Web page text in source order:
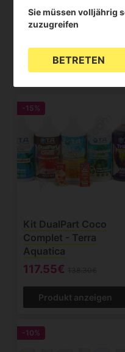
Guanokalong Dünger
Set
Produkt anzeigen
-15%
Kit DualPart Coco
Complet - Terra
Aquatica
117.55€
Produkt anzeigen
-10%
Sie müssen volljährig
zuzugreifen
BETRETEN